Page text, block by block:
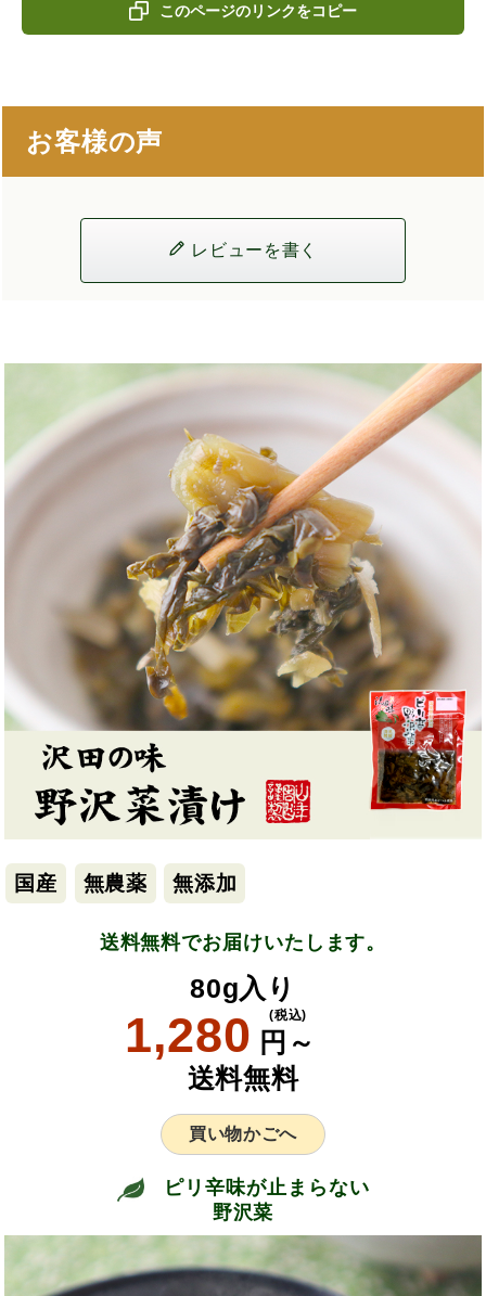
このページのリンクをコピー
お客様の声
レビューを書く
国産 無農薬 無添加
送料無料でお届けいたします。
80g入り
1,280 円～
(税込)
送料無料
買い物かごへ
ピリ辛味が止まらない
野沢菜